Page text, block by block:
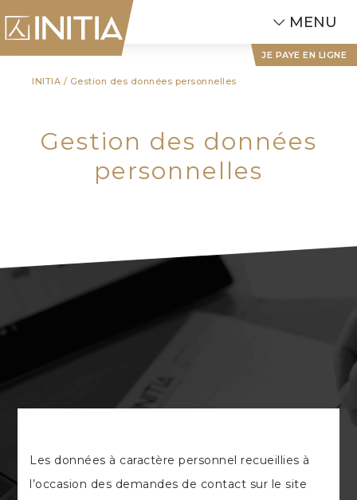
MENU
JE PAYE EN LIGNE
INITIA / Gestion des données personnelles
Gestion des données
personnelles
Les données à caractère personnel recueillies à
l’occasion des demandes de contact sur le site